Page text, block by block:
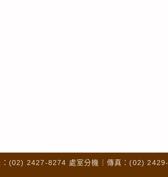
(02) 2427-8274 處室分機｜傳真：(02) 2429-